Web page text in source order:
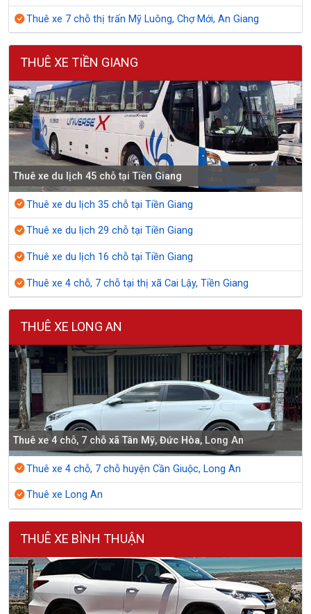
Thuê xe 7 chỗ thị trấn Mỹ Luông, Chợ Mới, An Giang
THUÊ XE TIỀN GIANG
Thuê xe du lịch 45 chỗ tại Tiền Giang
Thuê xe du lịch 35 chỗ tại Tiền Giang
Thuê xe du lịch 29 chỗ tại Tiền Giang
Thuê xe du lịch 16 chỗ tại Tiền Giang
Thuê xe 4 chỗ, 7 chỗ tại thị xã Cai Lậy, Tiền Giang
THUÊ XE LONG AN
Thuê xe 4 chỗ, 7 chỗ xã Tân Mỹ, Đức Hòa, Long An
Thuê xe 4 chỗ, 7 chỗ huyện Cần Giuộc, Long An
Thuê xe Long An
THUÊ XE BÌNH THUẬN